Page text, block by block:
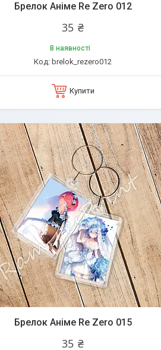
Брелок Аніме Re Zero 012
35 ₴
В наявності
brelok_rezero012
Купити
Брелок Аніме Re Zero 015
35 ₴